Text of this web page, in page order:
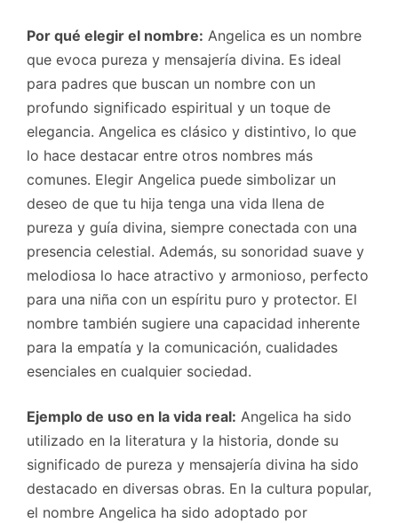
Por qué elegir el nombre: Angelica es un nombre
que evoca pureza y mensajería divina. Es ideal
para padres que buscan un nombre con un
profundo significado espiritual y un toque de
elegancia. Angelica es clásico y distintivo, lo que
lo hace destacar entre otros nombres más
comunes. Elegir Angelica puede simbolizar un
deseo de que tu hija tenga una vida llena de
pureza y guía divina, siempre conectada con una
presencia celestial. Además, su sonoridad suave y
melodiosa lo hace atractivo y armonioso, perfecto
para una niña con un espíritu puro y protector. El
nombre también sugiere una capacidad inherente
para la empatía y la comunicación, cualidades
esenciales en cualquier sociedad.
Ejemplo de uso en la vida real: Angelica ha sido
utilizado en la literatura y la historia, donde su
significado de pureza y mensajería divina ha sido
destacado en diversas obras. En la cultura popular,
el nombre Angelica ha sido adoptado por